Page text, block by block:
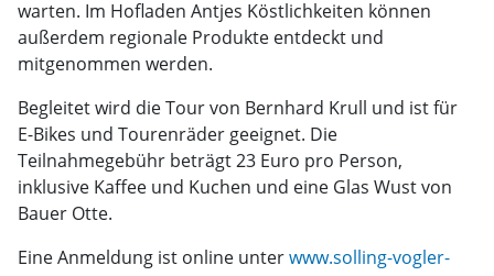
warten. Im Hofladen Antjes Köstlichkeiten können
außerdem regionale Produkte entdeckt und
mitgenommen werden.
Begleitet wird die Tour von Bernhard Krull und ist für
E-Bikes und Tourenräder geeignet. Die
Teilnahmegebühr beträgt 23 Euro pro Person,
inklusive Kaffee und Kuchen und eine Glas Wust von
Bauer Otte.
Eine Anmeldung ist online unterwww.solling-vogler-